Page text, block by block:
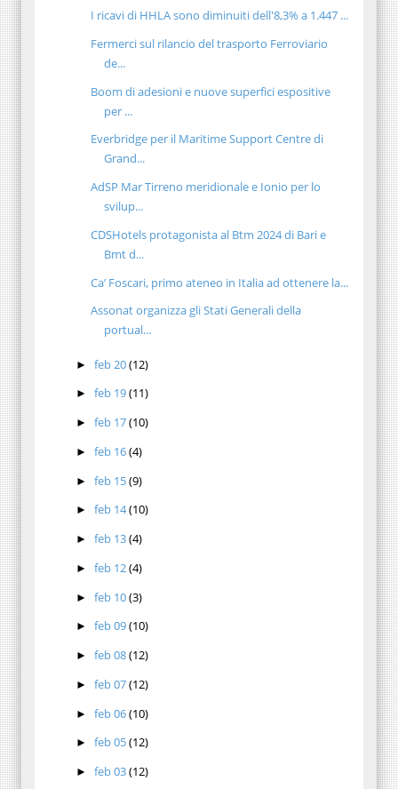
I ricavi di HHLA sono diminuiti dell'8,3% a 1.447 ...
Fermerci sul rilancio del trasporto Ferroviario
de...
Boom di adesioni e nuove superfici espositive
per ...
Everbridge per il Maritime Support Centre di
Grand...
AdSP Mar Tirreno meridionale e Ionio per lo
svilup...
CDSHotels protagonista al Btm 2024 di Bari e
Bmt d...
Ca’ Foscari, primo ateneo in Italia ad ottenere la...
Assonat organizza gli Stati Generali della
portual...
►feb 20(12)
►feb 19(11)
►feb 17(10)
►feb 16(4)
►feb 15(9)
►feb 14(10)
►feb 13(4)
►feb 12(4)
►feb 10(3)
►feb 09(10)
►feb 08(12)
►feb 07(12)
►feb 06(10)
►feb 05(12)
►feb 03(12)